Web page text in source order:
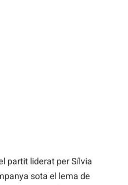
partit liderat per Sílvia
sota el lema de